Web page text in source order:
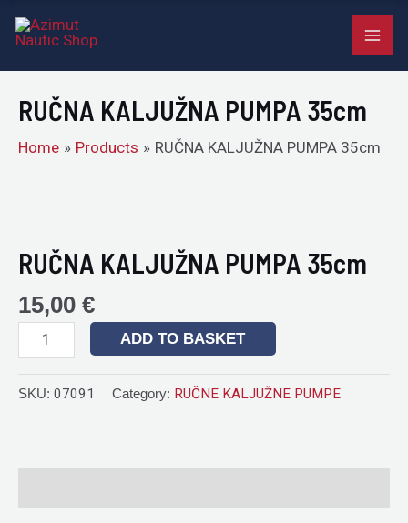
RUČNA KALJUŽNA PUMPA 35cm
Home Products RUČNA KALJUŽNA PUMPA 35cm
RUČNA KALJUŽNA PUMPA 35cm
15,00 €
PUMPA
35cm
quantity
ADD TO BASKET
SKU: 07091 Category: RUČNE KALJUŽNE PUMPE
35cm